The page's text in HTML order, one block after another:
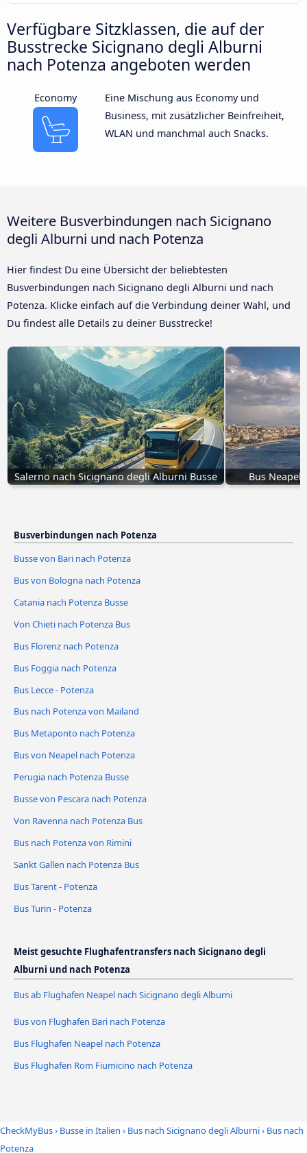
Verfügbare Sitzklassen, die auf der
Busstrecke Sicignano degli Alburni
nach Potenza angeboten werden
Economy
Eine Mischung aus Economy und
Business, mit zusätzlicher Beinfreiheit,
WLAN und manchmal auch Snacks.
Weitere Busverbindungen nach Sicignano
degli Alburni und nach Potenza
Hier findest Du eine Übersicht der beliebtesten
Busverbindungen nach Sicignano degli Alburni und nach
Potenza. Klicke einfach auf die Verbindung deiner Wahl, und
Du findest alle Details zu deiner Busstrecke!
Salerno nach Sicignano degli Alburni Busse Bus Neapel
Busverbindungen nach Potenza
Busse von Bari nach Potenza
Bus von Bologna nach Potenza
Catania nach Potenza Busse
Von Chieti nach Potenza Bus
Bus Florenz nach Potenza
Bus Foggia nach Potenza
Bus Lecce - Potenza
Bus nach Potenza von Mailand
Bus Metaponto nach Potenza
Bus von Neapel nach Potenza
Perugia nach Potenza Busse
Busse von Pescara nach Potenza
Von Ravenna nach Potenza Bus
Bus nach Potenza von Rimini
Sankt Gallen nach Potenza Bus
Bus Tarent - Potenza
Bus Turin - Potenza
Meist gesuchte Flughafentransfers nach Sicignano degli
Alburni und nach Potenza
Bus ab Flughafen Neapel nach Sicignano degli Alburni
Bus von Flughafen Bari nach Potenza
Bus Flughafen Neapel nach Potenza
Bus Flughafen Rom Fiumicino nach Potenza
CheckMyBus› Busse in Italien › Bus nach Sicignano degli Alburni› Bus nach
Potenza